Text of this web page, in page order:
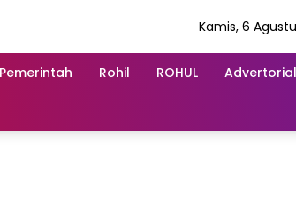
Kamis, 6
Pemerintah Rohil ROHUL Advertorial